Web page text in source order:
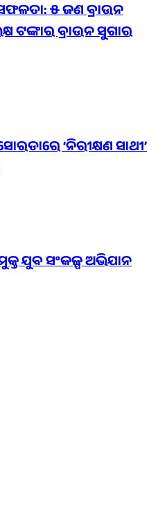
୫ ଜଣ ବ୍ରାଉନ
ଟଙ୍କାର ବ୍ରାଉନ ସୁଗାର
‘ନିରୀକ୍ଷଣ ସାଥୀ’
ଯୁବ ସଂକଳ୍ପ ଅଭିଯାନ